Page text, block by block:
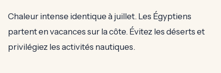
Chaleur intense identique à juillet. Les Égyptiens
partent en vacances sur la côte. Évitez les déserts et
privilégiez les activités nautiques.